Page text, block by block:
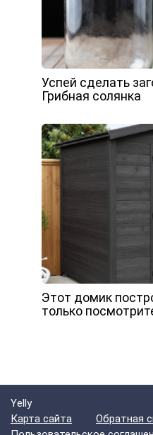
Успей сделать
Грибная солянка
Этот домик
только
Yelly
Карта сайта
Обратная